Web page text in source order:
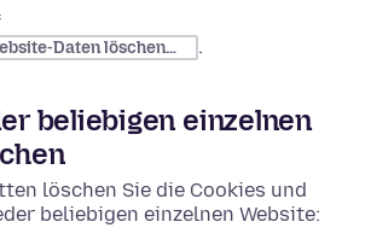
Daten löschen… .
beliebigen einzelnen
löschen Sie die Cookies und
beliebigen einzelnen Website: